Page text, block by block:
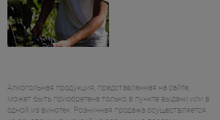
Алкогольная продукция, представленная на сайте,
может быть приобретена только в пункте выдачи или в
одной из винотек. Розничная продажа осуществляется